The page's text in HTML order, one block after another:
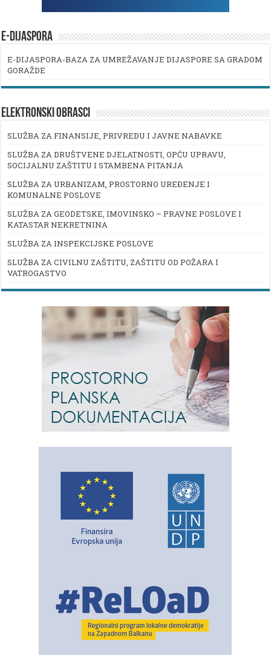
E-DIJASPORA
E-DIJASPORA-BAZA ZA UMREŽAVANJE DIJASPORE SA GRADOM
GORAŽDE
ELEKTRONSKI OBRASCI
SLUŽBA ZA FINANSIJE, PRIVREDU I JAVNE NABAVKE
SLUŽBA ZA DRUŠTVENE DJELATNOSTI, OPĆU UPRAVU,
SOCIJALNU ZAŠTITU I STAMBENA PITANJA
SLUŽBA ZA URBANIZAM, PROSTORNO UREĐENJE I
KOMUNALNE POSLOVE
SLUŽBA ZA GEODETSKE, IMOVINSKO – PRAVNE POSLOVE I
KATASTAR NEKRETNINA
SLUŽBA ZA INSPEKCIJSKE POSLOVE
SLUŽBA ZA CIVILNU ZAŠTITU, ZAŠTITU OD POŽARA I
VATROGASTVO